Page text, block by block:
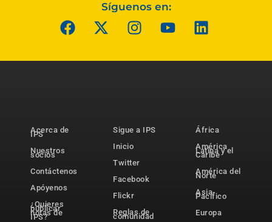
Síguenos en:
Acerca de
IPS
Nuestros
socios
Contáctenos
Apóyenos
¿Quieres
publicar
notas de
IPS?
Sigue a IPS
Inicio
Twitter
Facebook
Flickr
Reglas de
comunidad
África
América
Latina y el
Caribe
América del
Norte
Asia-
Pacífico
Europa